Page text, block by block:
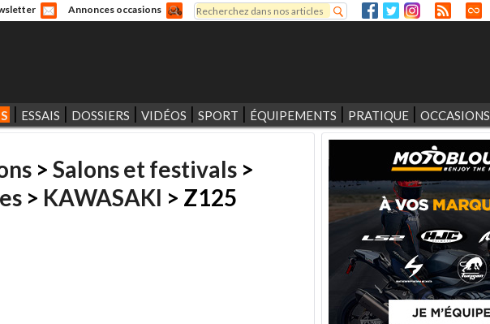
Annonces occasions
Formulaire de recherche
Rechercher
ESSAIS DOSSIERS VIDÉOS SPORT ÉQUIPEMENTS PRATIQUE OCCASIONS
> Salons et festivals >
> KAWASAKI > Z125